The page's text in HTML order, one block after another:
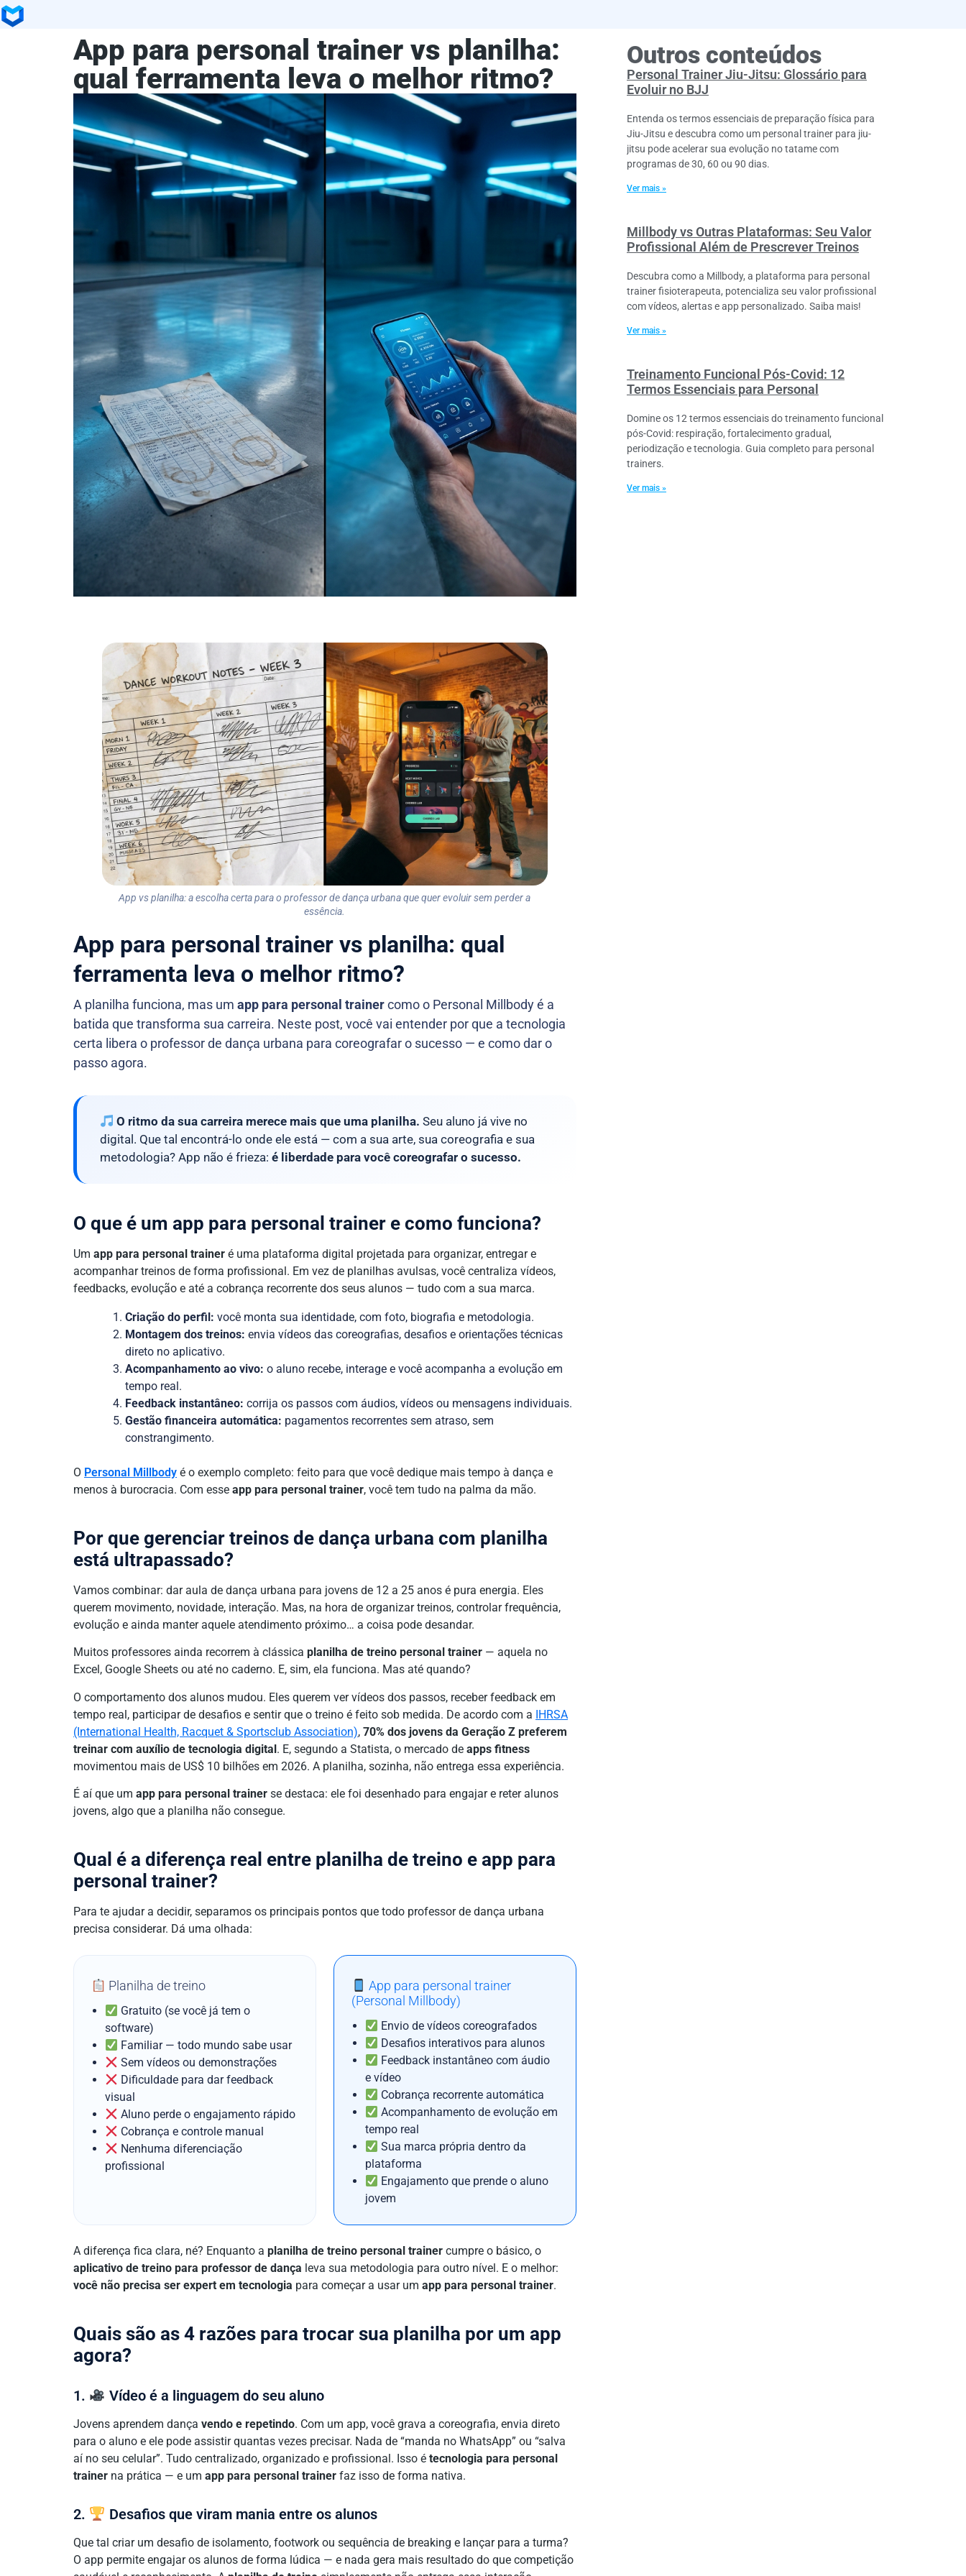
App para personal trainer vs planilha:
qual ferramenta leva o melhor ritmo?
App vs planilha: a escolha certa para o professor de dança urbana que quer evoluir sem perder a
essência.
App para personal trainer vs planilha: qual
ferramenta leva o melhor ritmo?
A planilha funciona, mas um app para personal trainercomo o Personal Millbody é a
batida que transforma sua carreira. Neste post, você vai entender por que a tecnologia
certa libera o professor de dança urbana para coreografar o sucesso — e como dar o
passo agora.
O ritmo da sua carreira merece mais que uma planilha. Seu aluno já vive no
digital. Que tal encontrá-lo onde ele está — com a sua arte, sua coreografia e sua
metodologia? App não é frieza: é liberdade para você coreografar o sucesso.
O que é um app para personal trainer e como funciona?
Um app para personal trainer é uma plataforma digital projetada para organizar, entregar e
acompanhar treinos de forma profissional. Em vez de planilhas avulsas, você centraliza vídeos,
feedbacks, evolução e até a cobrança recorrente dos seus alunos — tudo com a sua marca.
Criação do perfil: você monta sua identidade, com foto, biografia e metodologia.
Montagem dos treinos: envia vídeos das coreografias, desafios e orientações técnicas
direto no aplicativo.
Acompanhamento ao vivo: o aluno recebe, interage e você acompanha a evolução em
tempo real.
Feedback instantâneo: corrija os passos com áudios, vídeos ou mensagens individuais.
Gestão financeira automática: pagamentos recorrentes sem atraso, sem
constrangimento.
O Personal Millbody é o exemplo completo: feito para que você dedique mais tempo à dança e
menos à burocracia. Com esse app para personal trainer, você tem tudo na palma da mão.
Por que gerenciar treinos de dança urbana com planilha
está ultrapassado?
Vamos combinar: dar aula de dança urbana para jovens de 12 a 25 anos é pura energia. Eles
querem movimento, novidade, interação. Mas, na hora de organizar treinos, controlar frequência,
evolução e ainda manter aquele atendimento próximo… a coisa pode desandar.
Muitos professores ainda recorrem à clássica planilha de treino personal trainer — aquela no
Excel, Google Sheets ou até no caderno. E, sim, ela funciona. Mas até quando?
O comportamento dos alunos mudou. Eles querem ver vídeos dos passos, receber feedback em
tempo real, participar de desafios e sentir que o treino é feito sob medida. De acordo com a IHRSA
(International Health, Racquet & Sportsclub Association), 70% dos jovens da Geração Z preferem
treinar com auxílio de tecnologia digital. E, segundo a Statista, o mercado de apps fitness
movimentou mais de US$ 10 bilhões em 2026. A planilha, sozinha, não entrega essa experiência.
É aí que um app para personal trainer se destaca: ele foi desenhado para engajar e reter alunos
jovens, algo que a planilha não consegue.
Qual é a diferença real entre planilha de treino e app para
personal trainer?
Para te ajudar a decidir, separamos os principais pontos que todo professor de dança urbana
precisa considerar. Dá uma olhada:
Planilha de treino
Gratuito (se você já tem o
software)
Familiar — todo mundo sabe usar
Sem vídeos ou demonstrações
Dificuldade para dar feedback
visual
Aluno perde o engajamento rápido
Cobrança e controle manual
Nenhuma diferenciação
profissional
App para personal trainer
(Personal Millbody)
Envio de vídeos coreografados
Desafios interativos para alunos
Feedback instantâneo com áudio
e vídeo
Cobrança recorrente automática
Acompanhamento de evolução em
tempo real
Sua marca própria dentro da
plataforma
Engajamento que prende o aluno
jovem
A diferença fica clara, né? Enquanto a planilha de treino personal trainer cumpre o básico, o
aplicativo de treino para professor de dança leva sua metodologia para outro nível. E o melhor:
você não precisa ser expert em tecnologia para começar a usar um app para personal trainer.
Quais são as 4 razões para trocar sua planilha por um app
agora?
1. Vídeo é a linguagem do seu aluno
Jovens aprendem dança vendo e repetindo. Com um app, você grava a coreografia, envia direto
para o aluno e ele pode assistir quantas vezes precisar. Nada de “manda no WhatsApp” ou “salva
aí no seu celular”. Tudo centralizado, organizado e profissional. Isso é tecnologia para personal
trainer na prática — e um app para personal trainer faz isso de forma nativa.
2. Desafios que viram mania entre os alunos
Que tal criar um desafio de isolamento, footwork ou sequência de breaking e lançar para a turma?
O app permite engajar os alunos de forma lúdica — e nada gera mais resultado do que competição
Outros conteúdos
Personal Trainer Jiu-Jitsu: Glossário para
Evoluir no BJJ
Entenda os termos essenciais de preparação física para
Jiu-Jitsu e descubra como um personal trainer para jiu-
jitsu pode acelerar sua evolução no tatame com
programas de 30, 60 ou 90 dias.
Ver mais »
Millbody vs Outras Plataformas: Seu Valor
Profissional Além de Prescrever Treinos
Descubra como a Millbody, a plataforma para personal
trainer fisioterapeuta, potencializa seu valor profissional
com vídeos, alertas e app personalizado. Saiba mais!
Ver mais »
Treinamento Funcional Pós-Covid: 12
Termos Essenciais para Personal
Domine os 12 termos essenciais do treinamento funcional
pós-Covid: respiração, fortalecimento gradual,
periodização e tecnologia. Guia completo para personal
trainers.
Ver mais »